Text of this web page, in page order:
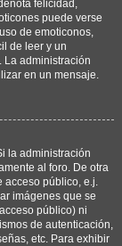
felicidad,
puede verse
de emoticonos,
de leer y un
La administración
en un mensaje.
la administración
al foro. De otra
público, e.j.
imágenes que se
público) ni
de autenticación,
etc. Para exhibir